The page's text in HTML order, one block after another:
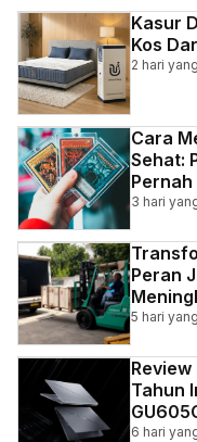
Kasur
Kos
2 hari
Cara
Sehat:
3 hari
Peran
5 hari
Tahun
6 hari